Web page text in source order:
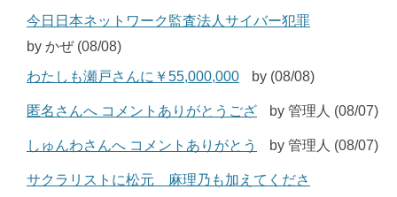
今日日本ネットワーク監査法人サイバー犯罪
by かぜ (08/08)
わたしも瀬戸さんに￥55,000,000
by (08/08)
匿名さんへ コメントありがとうござ by 管理人 (08/07)
しゅんわさんへ コメントありがとう by 管理人 (08/07)
サクラリストに松元 麻理乃も加えてくださ